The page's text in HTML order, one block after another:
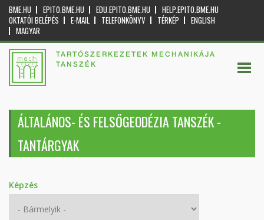
BME.HU EPITO.BME.HU EDU.EPITO.BME.HU
HELP.EPITO.BME.HU
OKTATÓI BELÉPÉS
E-MAIL TELEFONKÖNYV TÉRKÉP
ENGLISH
MAGYAR
TARTÓSZERKEZETEK MECHANIKÁJA
TANSZÉK
ÁLTALÁNOS- ÉS FELSŐGEODÉZIA TANSZÉK -
TANTÁRGYAK
Képzés